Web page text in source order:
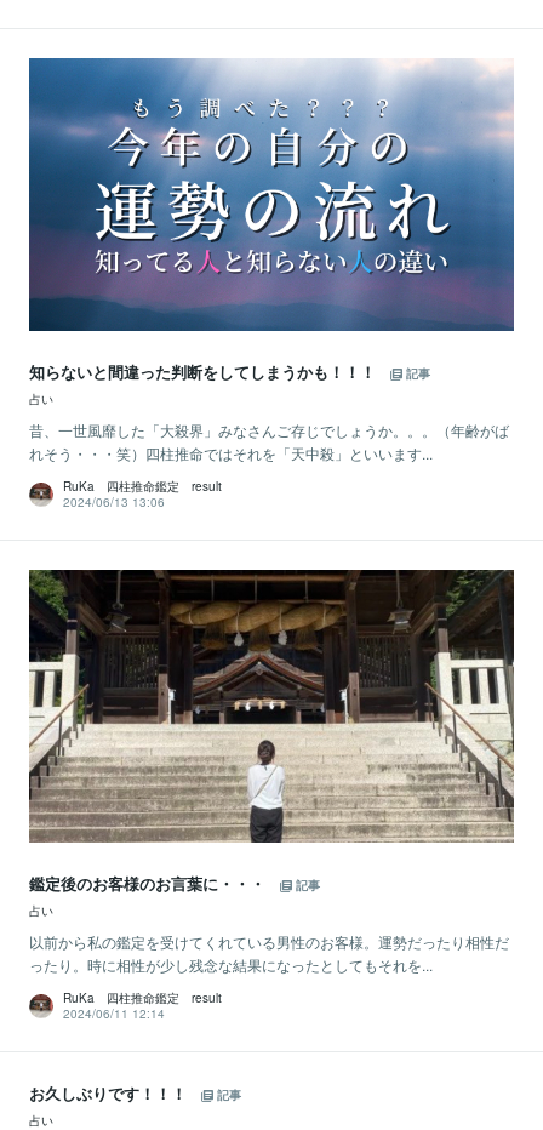
知らないと間違った判断をしてしまうかも！！！
記事
占い
昔、一世風靡した「大殺界」みなさんご存じでしょうか。。。（年齢がば
れそう・・・笑）四柱推命ではそれを「天中殺」といいます...
RuKa 四柱推命鑑定 result
2024/06/13 13:06
鑑定後のお客様のお言葉に・・・
記事
占い
以前から私の鑑定を受けてくれている男性のお客様。運勢だったり相性だ
ったり。時に相性が少し残念な結果になったとしてもそれを...
RuKa 四柱推命鑑定 result
2024/06/11 12:14
お久しぶりです！！！
記事
占い